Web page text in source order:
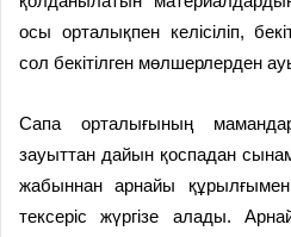
осы орталықпен келісіліп,
сол бекітілген мөлшерлерден
Сапа орталығының
зауыттан дайын қоспадан
жабыннан арнайы
тексеріс жүргізе алады.